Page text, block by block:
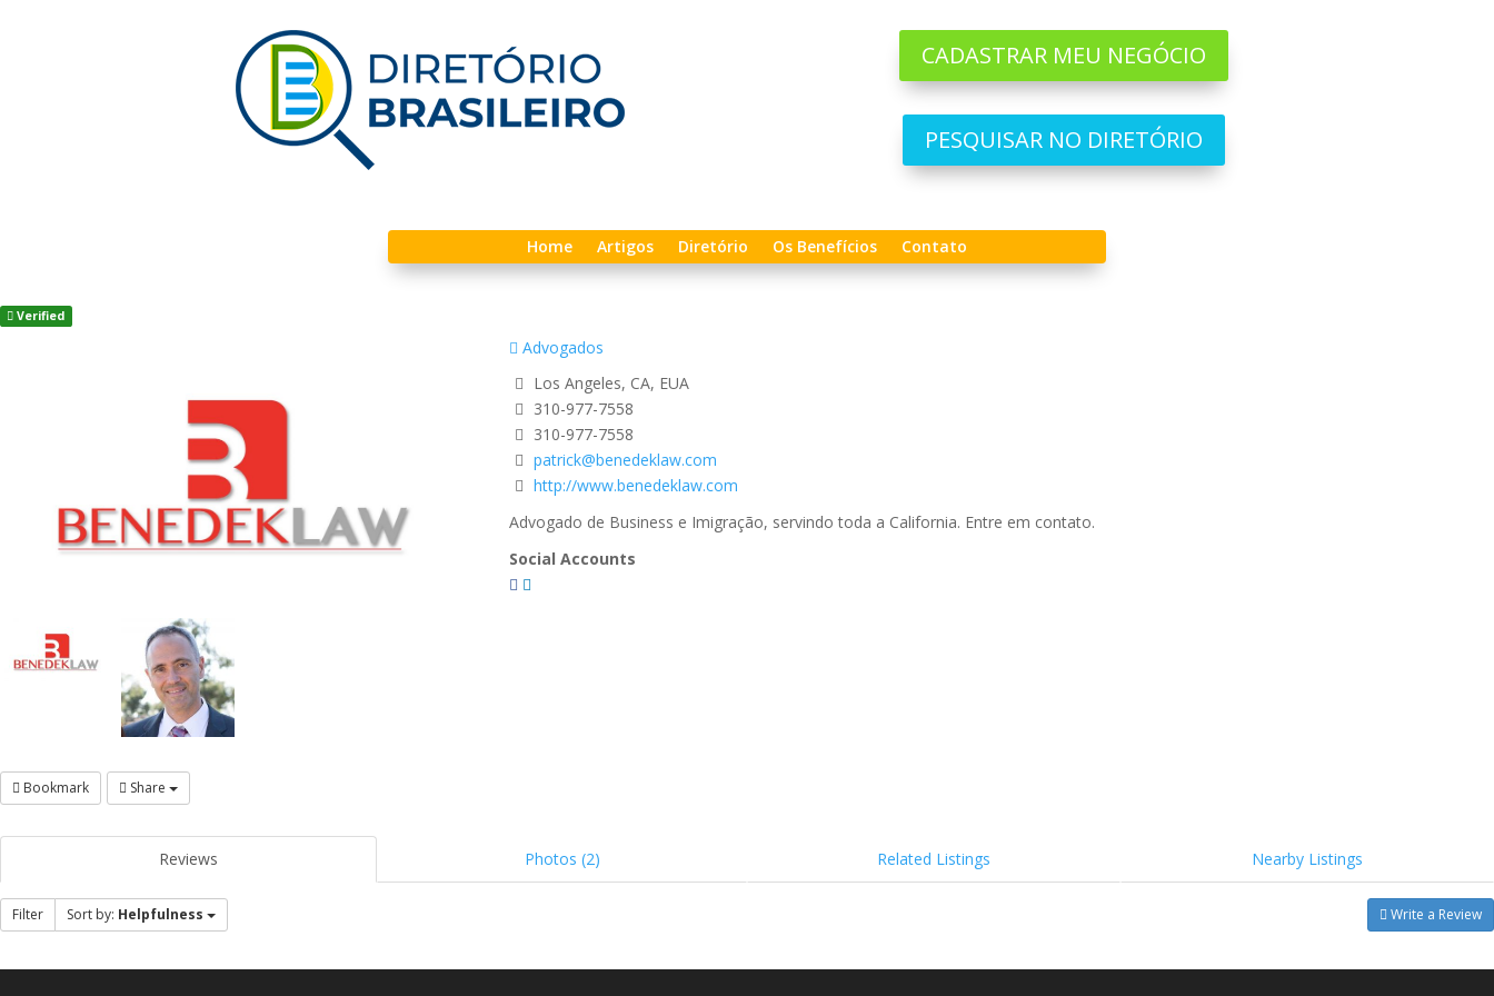
CADASTRAR MEU NEGÓCIO
PESQUISAR NO DIRETÓRIO
Home Artigos Diretório Os Benefícios Contato
Verified
Advogados
Los Angeles, CA, EUA
310-977-7558
310-977-7558
patrick@benedeklaw.com
http://www.benedeklaw.com
Advogado de Business e Imigração, servindo toda a California. Entre em contato.
Social Accounts
Bookmark Share
Reviews Photos (2) Related Listings Nearby Listings
Filter Sort by: Helpfulness Write a Review